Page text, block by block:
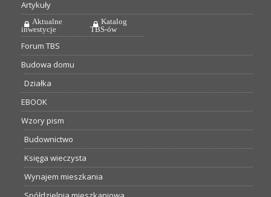
Artykuły
Aktualne
inwestycje
Katalog
TBS-ów
Forum TBS
Budowa domu
Działka
EBOOK
Wzory pism
Budownictwo
Księga wieczysta
Wynajem mieszkania